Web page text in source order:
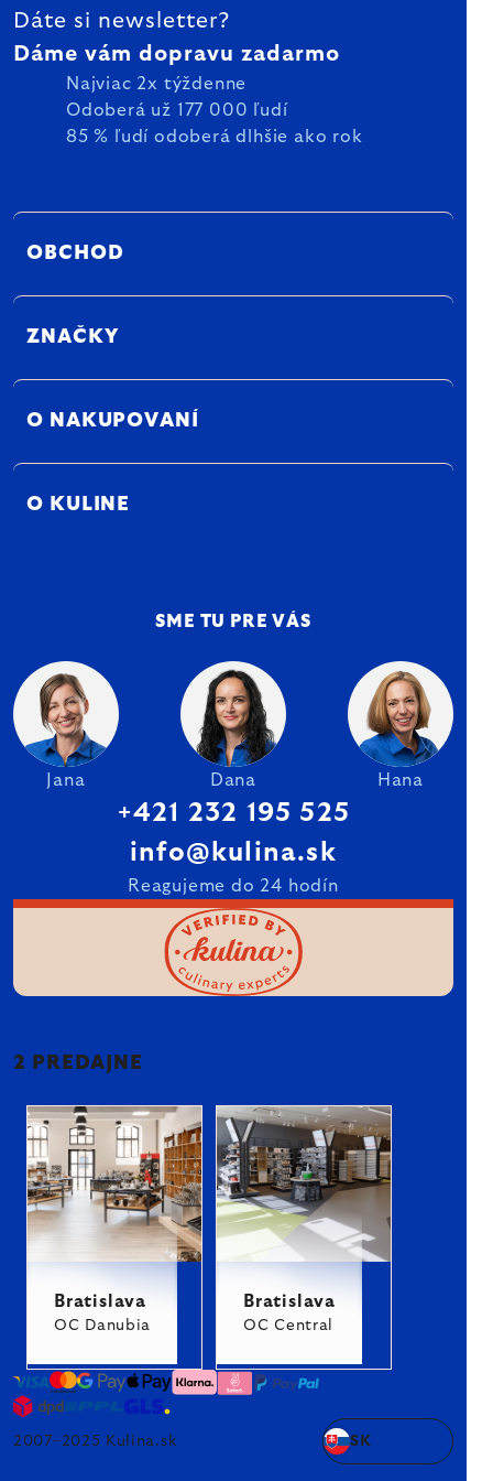
Dáte si newsletter?
Dáme vám dopravu zadarmo
Najviac 2x týždenne
Odoberá už 177 000 ľudí
85 % ľudí odoberá dlhšie ako rok
OBCHOD
ZNAČKY
O NAKUPOVANÍ
O KULINE
SME TU PRE VÁS
Jana Dana Hana
+421 232 195 525
info@kulina.sk
Reagujeme do 24 hodín
2 PREDAJNE
Bratislava
OC Danubia
Bratislava
OC Central
2007–2025 Kulina.sk SK